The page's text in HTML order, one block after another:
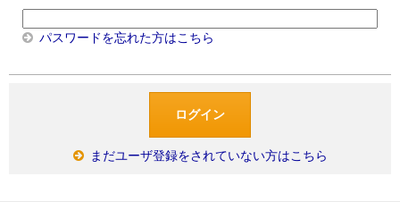
パスワードを忘れた方はこちら
まだユーザ登録をされていない方はこちら